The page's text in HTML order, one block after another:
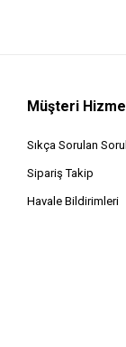
Müşteri
Sıkça Sorulan
Sipariş Takip
Havale Bildirimleri